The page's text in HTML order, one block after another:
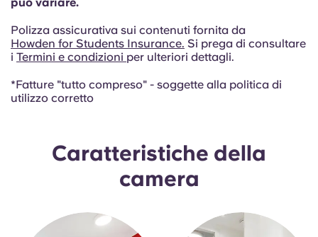
Polizza assicurativa sui contenuti fornita da
Howden for Students Insurance. Si prega di consultare
i Termini e condizioni per ulteriori dettagli.
*Fatture "tutto compreso" - soggette alla politica di
utilizzo corretto
Caratteristiche della
camera